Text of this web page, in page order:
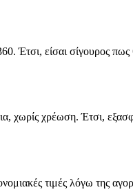
Έτσι, είσαι σίγουρος πως
χωρίς χρέωση. Έτσι,
τιμές λόγω της